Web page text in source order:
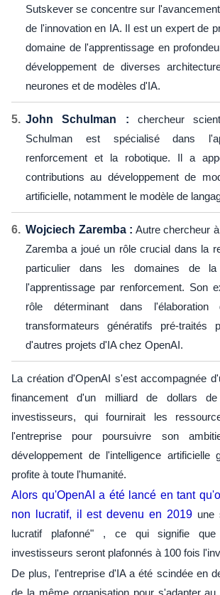
Sutskever se concentre sur
de l'innovation en IA. Il est un expert de
domaine de l'apprentissage en
développement de diverses
neurones et de modèles d'IA.
John Schulman : chercheur
Schulman est spécialisé dans
renforcement et la robotique. Il a
contributions au développement de
artificielle, notamment le modèle de
Wojciech Zaremba : Autre chercheur
Zaremba a joué un rôle crucial dans la
particulier dans les domaines de
l'apprentissage par renforcement. Son
rôle déterminant dans
transformateurs génératifs pré-traités
d'autres projets d'IA chez OpenAI.
La création d'OpenAI s'est accompagnée
financement d'un milliard de dollars
investisseurs, qui fournirait les
l'entreprise pour poursuivre son
développement de l'intelligence artificielle
profite à toute l'humanité.
Alors qu'OpenAI a été lancé en tant
non lucratif, il est devenu en 2019une
lucratif plafonné" , ce qui signifie
investisseurs seront plafonnés à 100 fois
De plus, l'entreprise d'IA a été scindée en
de la même organisation pour s'adapter